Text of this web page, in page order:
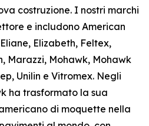
costruzione. I nostri marchi
e includono American
Elizabeth, Feltex,
Marazzi, Mohawk, Mohawk
Unilin e Vitromex. Negli
ha trasformato la sua
di moquette nella